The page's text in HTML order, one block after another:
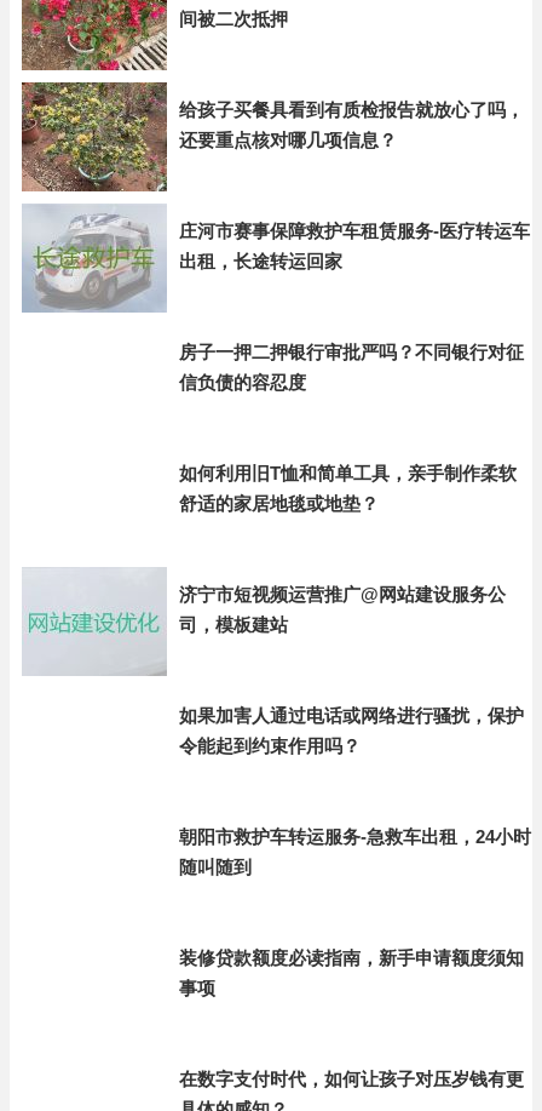
间被二次抵押
给孩子买餐具看到有质检报告就放心了吗，
还要重点核对哪几项信息？
庄河市赛事保障救护车租赁服务-医疗转运车
出租，长途转运回家
房子一押二押银行审批严吗？不同银行对征
信负债的容忍度
如何利用旧T恤和简单工具，亲手制作柔软
舒适的家居地毯或地垫？
济宁市短视频运营推广@网站建设服务公
司，模板建站
如果加害人通过电话或网络进行骚扰，保护
令能起到约束作用吗？
朝阳市救护车转运服务-急救车出租，24小时
随叫随到
装修贷款额度必读指南，新手申请额度须知
事项
在数字支付时代，如何让孩子对压岁钱有更